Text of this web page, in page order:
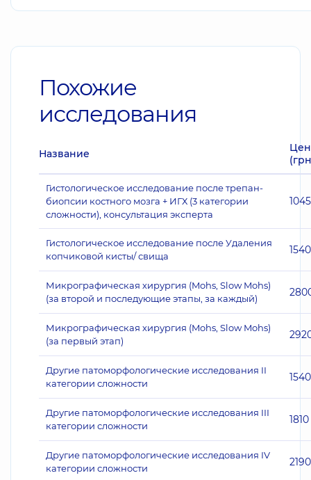
Похожие
исследования
Название
Гистологическое исследование после трепан-
биопсии костного мозга + ИГХ (3 категории
сложности), консультация эксперта
Гистологическое исследование после Удаления
копчиковой кисты/ свища
1540
Микрографическая хирургия (Mohs, Slow Mohs)
(за второй и последующие этапы, за каждый)
Микрографическая хирургия (Mohs, Slow Mohs)
(за первый этап)
Другие патоморфологические исследования II
категории сложности
1540
Другие патоморфологические исследования III
категории сложности
1810
Другие патоморфологические исследования IV
категории сложности
2190